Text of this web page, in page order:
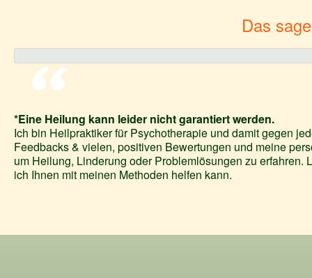
Das
*Eine Heilung kann leider nicht garantiert werden.
Ich bin Heilpraktiker für Psychotherapie und damit gegen
Feedbacks & vielen, positiven Bewertungen und meine
um Heilung, Linderung oder Problemlösungen zu
ich Ihnen mit meinen Methoden helfen kann.